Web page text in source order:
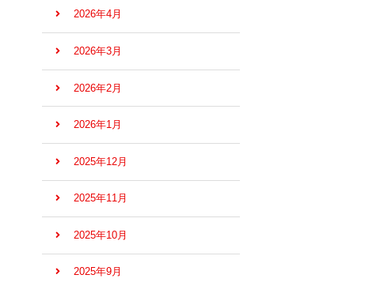
2026年4月
2026年3月
2026年2月
2026年1月
2025年12月
2025年11月
2025年10月
2025年9月